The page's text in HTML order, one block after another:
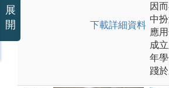
下載詳細資料
因
中
應
成
年
踐於
展
開